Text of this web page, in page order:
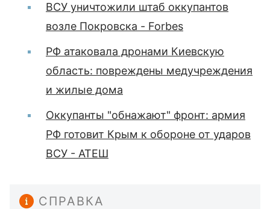
ВСУ уничтожили штаб оккупантов
возле Покровска - Forbes
РФ атаковала дронами Киевскую
область: повреждены медучреждения
и жилые дома
Оккупанты "обнажают" фронт: армия
РФ готовит Крым к обороне от ударов
ВСУ - АТЕШ
СПРАВКА